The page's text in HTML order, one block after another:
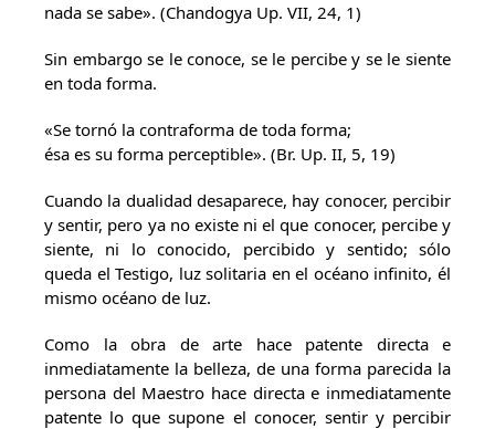
nada se sabe». (Chandogya Up. VII, 24, 1)
Sin embargo se le conoce, se le percibe y se le siente
en toda forma.
«Se tornó la contraforma de toda forma;
ésa es su forma perceptible». (Br. Up. II, 5, 19)
Cuando la dualidad desaparece, hay conocer, percibir
y sentir, pero ya no existe ni el que conocer, percibe y
siente, ni lo conocido, percibido y sentido; sólo
queda el Testigo, luz solitaria en el océano infinito, él
mismo océano de luz.
Como la obra de arte hace patente directa e
inmediatamente la belleza, de una forma parecida la
persona del Maestro hace directa e inmediatamente
patente lo que supone el conocer, sentir y percibir